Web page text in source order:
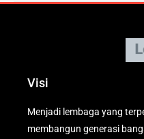
Visi
Menjadi lembaga yang
membangun generasi